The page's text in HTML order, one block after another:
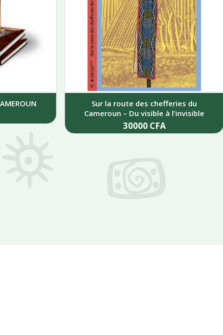
Sur la route des chefferies du
Cameroun – Du visible à l’invisible
30000 CFA